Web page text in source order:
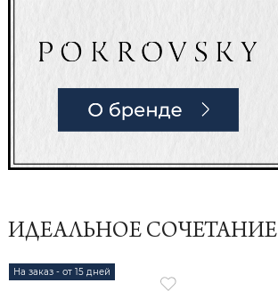
ИДЕАЛЬНОЕ СОЧЕТАНИЕ
На заказ - от 15 дней